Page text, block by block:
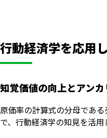
行動経済学を応用
知覚価値の向上とアン
原価率の計算式の分母であ
で、行動経済学の知見を活